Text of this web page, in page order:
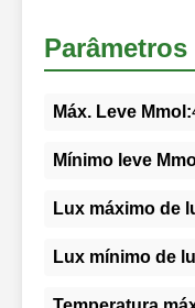
Máx. Leve Mmol:
Mínimo leve
Lux máximo de
Lux mínimo de